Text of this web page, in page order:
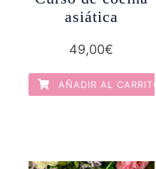
asiática
49,00€
AÑADIR AL CARRITO